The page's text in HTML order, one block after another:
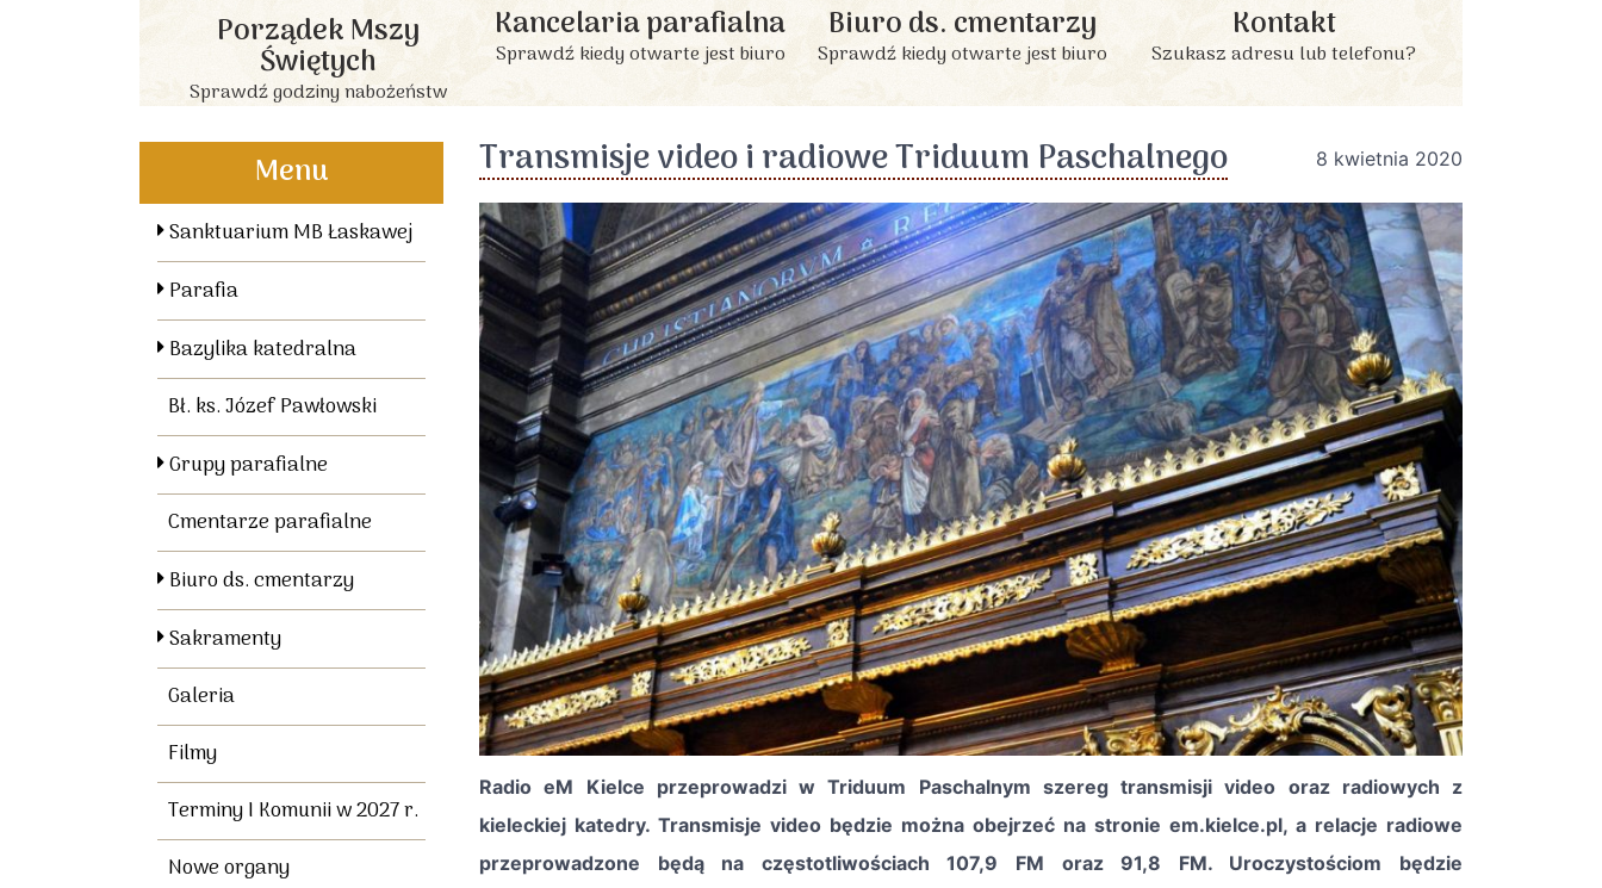
Porządek Mszy
Świętych
Sprawdź godziny nabożeństw
Kancelaria parafialna
Sprawdź kiedy otwarte jest biuro
Biuro ds. cmentarzy
Sprawdź kiedy otwarte jest biuro
Kontakt
Szukasz adresu lub telefonu?
Menu
Sanktuarium MB Łaskawej
Parafia
Bazylika katedralna
Bł. ks. Józef Pawłowski
Grupy parafialne
Cmentarze parafialne
Biuro ds. cmentarzy
Sakramenty
Galeria
Filmy
Terminy I Komunii w 2027 r.
Nowe organy
Transmisje video i radiowe Triduum Paschalnego 8 kwietnia 2020
Radio eM Kielce przeprowadzi w Triduum Paschalnym szereg transmisji video oraz radiowych z
kieleckiej katedry. Transmisje video będzie można obejrzeć na stronie em.kielce.pl, a relacje radiowe
przeprowadzone będą na częstotliwościach 107,9 FM oraz 91,8 FM. Uroczystościom będzie